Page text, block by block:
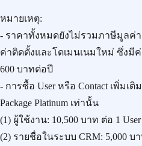
หมายเหตุ:
- ราคาทั้งหมดยังไม่รวมภาษีมูลค่า
ค่าติดตั้งและโดเมนเนมใหม่ ซึ่งมี
600 บาทต่อปี
- การซื้อ User หรือ Contact เพิ่มเ
Package Platinum เท่านั้น
(1) ผู้ใช้งาน: 10,500 บาท ต่อ 1
(2) รายชื่อในระบบ CRM: 5,000 บ